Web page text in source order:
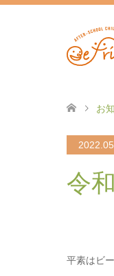
お
令
平素はビ